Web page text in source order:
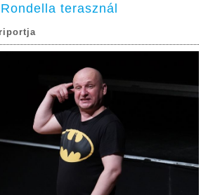
terasznál